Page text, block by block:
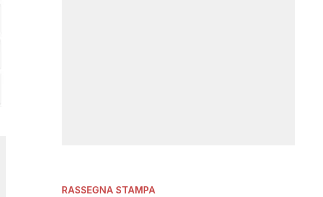
RASSEGNA STAMPA